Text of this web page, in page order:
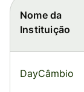
Nome da
Instituição
DayCâmbio